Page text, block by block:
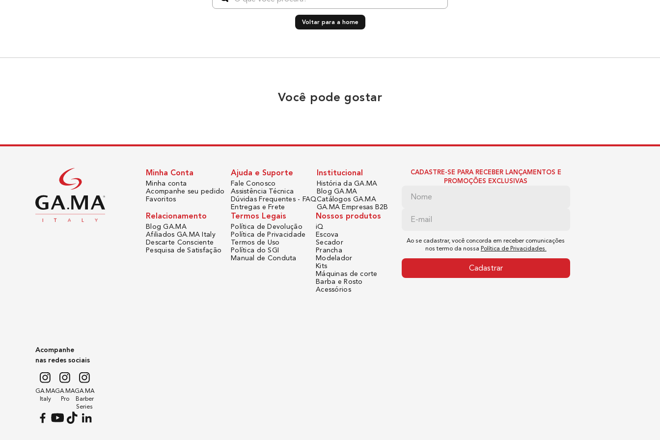
Voltar para a home
Você pode gostar
Acompanhe
nas redes sociais
GA.MA
Italy
GA.MA
Pro
GA.MA
Barber
Series
Minha Conta
Minha conta
Acompanhe seu pedido
Favoritos
Ajuda e Suporte
Fale Conosco
Assistência Técnica
Dúvidas Frequentes - FAQ
Entregas e Frete
Institucional
História da GA.MA
Blog GA.MA
Catálogos GA.MA
GA.MA Empresas B2B
Relacionamento
Blog GA.MA
Afiliados GA.MA Italy
Descarte Consciente
Pesquisa de Satisfação
Termos Legais
Política de Devolução
Política de Privacidade
Termos de Uso
Política do SGI
Manual de Conduta
Nossos produtos
iQ
Escova
Secador
Prancha
Modelador
Kits
Máquinas de corte
Barba e Rosto
Acessórios
CADASTRE-SE PARA RECEBER LANÇAMENTOS E
PROMOÇÕES EXCLUSIVAS
Ao se cadastrar, você concorda em receber comunicações
nos termo da nossa Política de Privacidades.
Cadastrar